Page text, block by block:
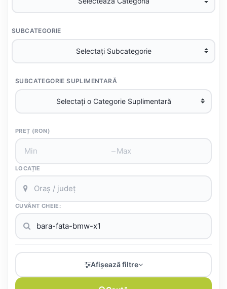
SUBCATEGORIE
SUBCATEGORIE SUPLIMENTARĂ
PREȚ (RON)
–
LOCAȚIE
CUVÂNT CHEIE:
Afișează filtre